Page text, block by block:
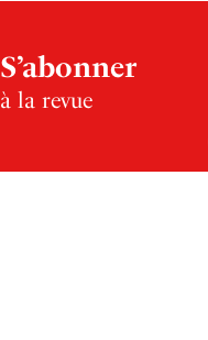
S’abonner
à la revue